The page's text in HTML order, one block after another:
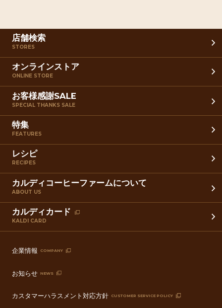
店舗検索
STORES
オンラインストア
ONLINE STORE
お客様感謝SALE
SPECIAL THANKS SALE
特集
FEATURES
レシピ
RECIPES
カルディコーヒーファームについて
ABOUT US
カルディカード
KALDI CARD
企業情報 COMPANY
お知らせ NEWS
カスタマーハラスメント対応方針 CUSTOMER SERVICE POLICY